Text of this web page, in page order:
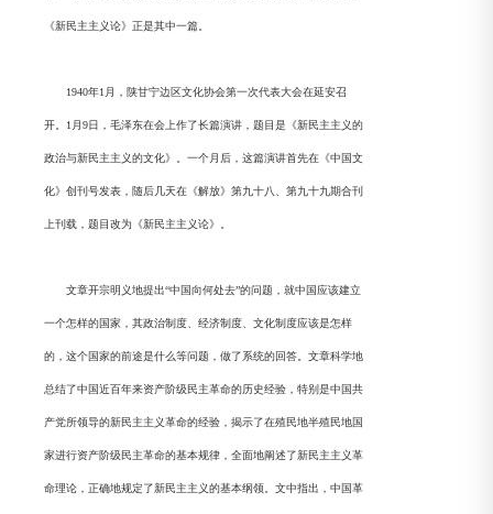
《新民主主义论》正是其中一篇。
1940年1月，陕甘宁边区文化协会第一次代表大会在延安召
开。1月9日，毛泽东在会上作了长篇演讲，题目是《新民主主义的
政治与新民主主义的文化》。一个月后，这篇演讲首先在《中国文
化》创刊号发表，随后几天在《解放》第九十八、第九十九期合刊
上刊载，题目改为《新民主主义论》。
文章开宗明义地提出“中国向何处去”的问题，就中国应该建立
一个怎样的国家，其政治制度、经济制度、文化制度应该是怎样
的，这个国家的前途是什么等问题，做了系统的回答。文章科学地
总结了中国近百年来资产阶级民主革命的历史经验，特别是中国共
产党所领导的新民主主义革命的经验，揭示了在殖民地半殖民地国
家进行资产阶级民主革命的基本规律，全面地阐述了新民主主义革
命理论，正确地规定了新民主主义的基本纲领。文中指出，中国革